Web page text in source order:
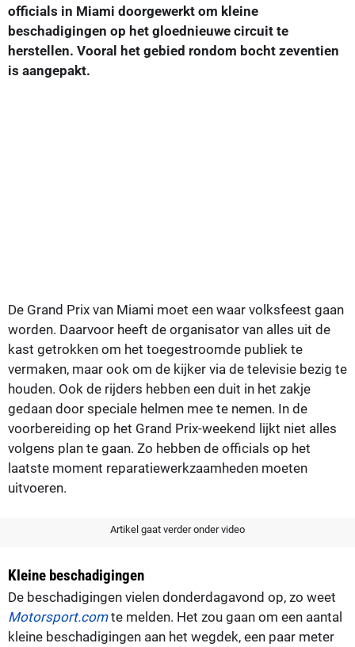
officials in Miami doorgewerkt om kleine
beschadigingen op het gloednieuwe circuit te
herstellen. Vooral het gebied rondom bocht zeventien
is aangepakt.
De Grand Prix van Miami moet een waar volksfeest gaan
worden. Daarvoor heeft de organisator van alles uit de
kast getrokken om het toegestroomde publiek te
vermaken, maar ook om de kijker via de televisie bezig te
houden. Ook de rijders hebben een duit in het zakje
gedaan door speciale helmen mee te nemen. In de
voorbereiding op het Grand Prix-weekend lijkt niet alles
volgens plan te gaan. Zo hebben de officials op het
laatste moment reparatiewerkzaamheden moeten
uitvoeren.
Artikel gaat verder onder video
Kleine beschadigingen
De beschadigingen vielen donderdagavond op, zo weet
Motorsport.comte melden. Het zou gaan om een aantal
kleine beschadigingen aan het wegdek, een paar meter